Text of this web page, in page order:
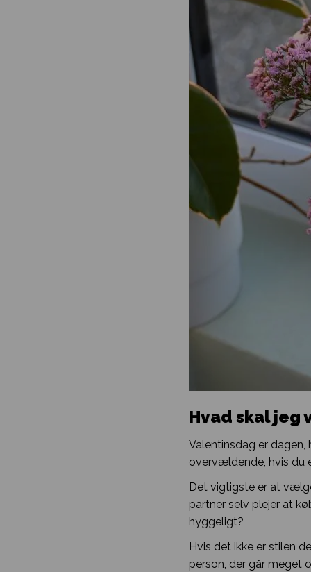
Hvad skal jeg
Valentinsdag er
overvældende, hvis du
Det vigtigste er at
partner selv plejer at
hyggeligt?
Hvis det ikke er stilen
person, der går meget